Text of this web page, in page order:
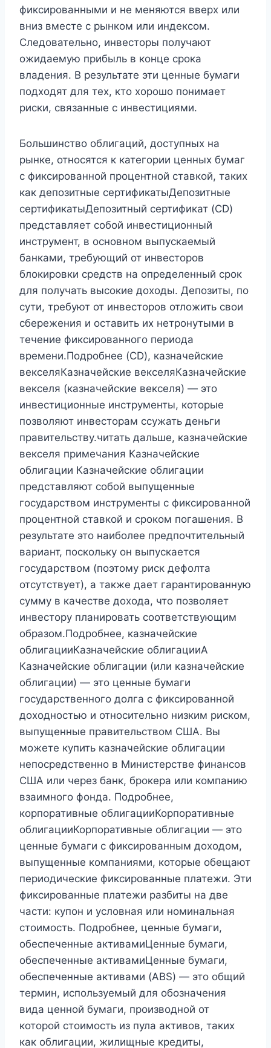
фиксированными и не меняются вверх или
вниз вместе с рынком или индексом.
Следовательно, инвесторы получают
ожидаемую прибыль в конце срока
владения. В результате эти ценные бумаги
подходят для тех, кто хорошо понимает
риски, связанные с инвестициями.
Большинство облигаций, доступных на
рынке, относятся к категории ценных бумаг
с фиксированной процентной ставкой, таких
как депозитные сертификатыДепозитные
сертификатыДепозитный сертификат (CD)
представляет собой инвестиционный
инструмент, в основном выпускаемый
банками, требующий от инвесторов
блокировки средств на определенный срок
для получать высокие доходы. Депозиты, по
сути, требуют от инвесторов отложить свои
сбережения и оставить их нетронутыми в
течение фиксированного периода
времени.Подробнее (CD), казначейские
векселяКазначейские векселяКазначейские
векселя (казначейские векселя) — это
инвестиционные инструменты, которые
позволяют инвесторам ссужать деньги
правительству.читать дальше, казначейские
векселя примечания Казначейские
облигации Казначейские облигации
представляют собой выпущенные
государством инструменты с фиксированной
процентной ставкой и сроком погашения. В
результате это наиболее предпочтительный
вариант, поскольку он выпускается
государством (поэтому риск дефолта
отсутствует), а также дает гарантированную
сумму в качестве дохода, что позволяет
инвестору планировать соответствующим
образом.Подробнее, казначейские
облигацииКазначейские облигацииA
Казначейские облигации (или казначейские
облигации) — это ценные бумаги
государственного долга с фиксированной
доходностью и относительно низким риском,
выпущенные правительством США. Вы
можете купить казначейские облигации
непосредственно в Министерстве финансов
США или через банк, брокера или компанию
взаимного фонда. Подробнее,
корпоративные облигацииКорпоративные
облигацииКорпоративные облигации — это
ценные бумаги с фиксированным доходом,
выпущенные компаниями, которые обещают
периодические фиксированные платежи. Эти
фиксированные платежи разбиты на две
части: купон и условная или номинальная
стоимость. Подробнее, ценные бумаги,
обеспеченные активамиЦенные бумаги,
обеспеченные активамиЦенные бумаги,
обеспеченные активами (ABS) — это общий
термин, используемый для обозначения
вида ценной бумаги, производной от
которой стоимость из пула активов, таких
как облигации, жилищные кредиты,